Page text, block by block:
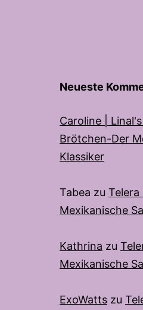
Neueste
Caroline |
Brötchen-Der
Klassiker
Tabea zu
Mexikanische
Kathrina zu
Mexikanische
ExoWatts zu